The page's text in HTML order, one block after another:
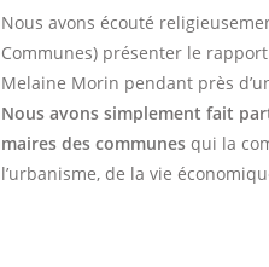
Nous avons écouté
Communes) présenter le
Melaine Morin pendant près
Nous avons simplement fait
maires des communes qui la
l’urbanisme, de la vie